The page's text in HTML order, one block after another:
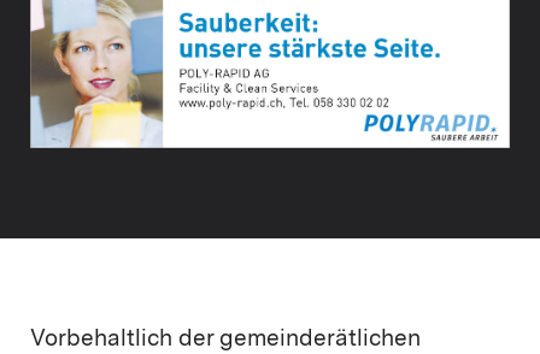
Vorbehaltlich der gemeinderätlichen